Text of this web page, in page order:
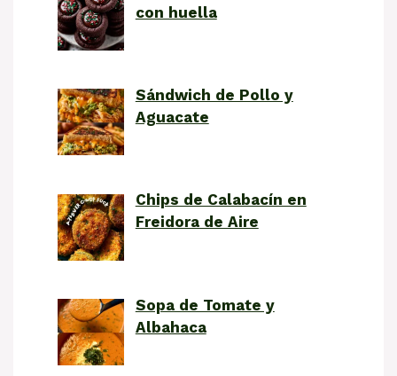
con huella
Sándwich de Pollo y
Aguacate
Chips de Calabacín en
Freidora de Aire
Sopa de Tomate y
Albahaca